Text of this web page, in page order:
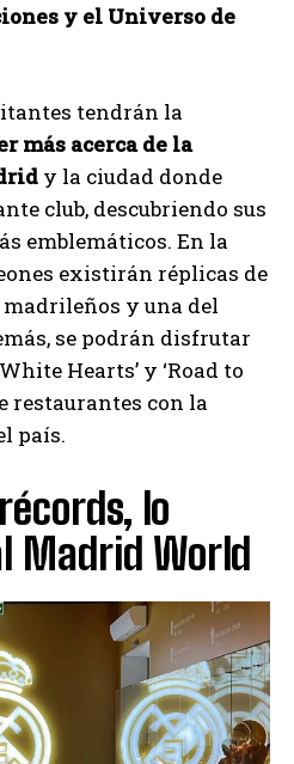
y el Universo de
tendrán la
más acerca de la
y la ciudad donde
club, descubriendo sus
emblemáticos. En la
existirán réplicas de
y una del
se podrán disfrutar
Hearts’ y ‘Road to
restaurantes con la
país.
lo
Madrid World